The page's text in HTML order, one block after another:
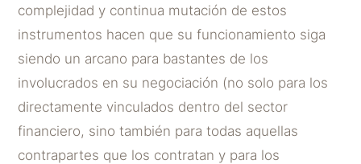
complejidad y continua mutación de estos
instrumentos hacen que su funcionamiento siga
siendo un arcano para bastantes de los
involucrados en su negociación (no solo para los
directamente vinculados dentro del sector
financiero, sino también para todas aquellas
contrapartes que los contratan y para los